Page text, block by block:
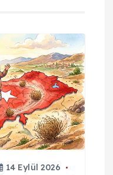
14 Eylül 2026